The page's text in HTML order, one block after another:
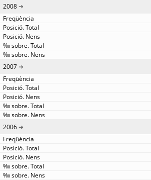
2008
2007
2006